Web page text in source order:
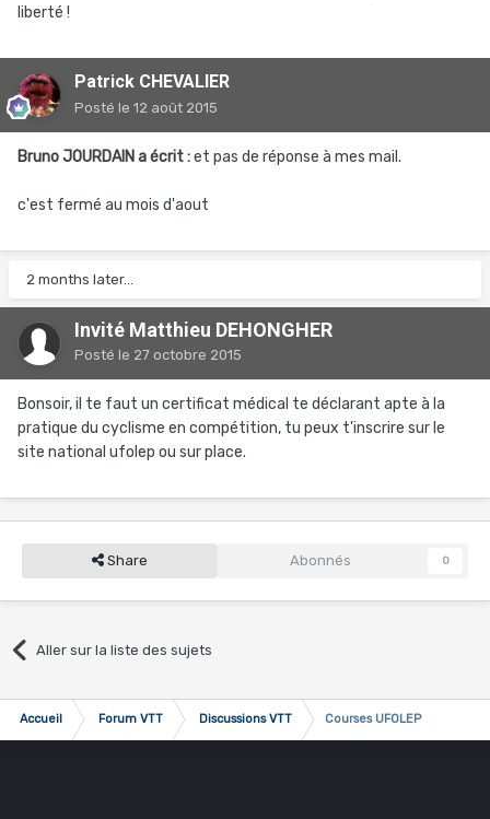
liberté !
Patrick CHEVALIER
Posté le 12 août 2015
Bruno JOURDAIN a écrit :et pas de réponse à mes mail.
c'est fermé au mois d'aout
2 months later...
Invité Matthieu DEHONGHER
Posté le 27 octobre 2015
Bonsoir, il te faut un certificat médical te déclarant apte à la
pratique du cyclisme en compétition, tu peux t'inscrire sur le
site national ufolep ou sur place.
Share Abonnés 0
Aller sur la liste des sujets
Accueil Forum VTT Discussions VTT Courses UFOLEP